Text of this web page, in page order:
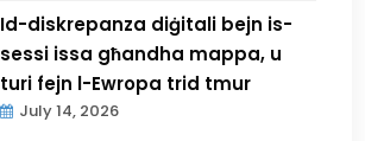
Id-diskrepanza diġitali bejn is-
sessi issa għandha mappa, u
turi fejn l-Ewropa trid tmur
July 14, 2026